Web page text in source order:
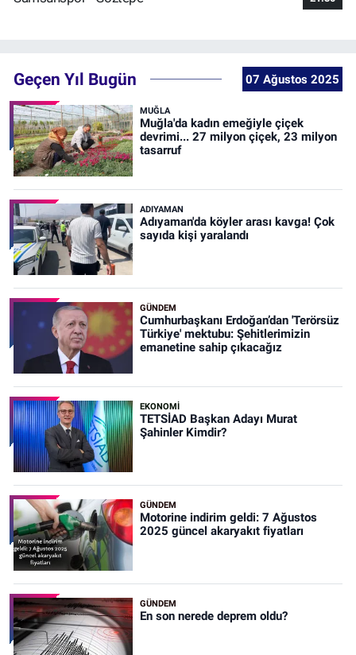
Geçen Yıl Bugün 07 Ağustos 2025
MUĞLA
Muğla'da kadın emeğiyle çiçek
devrimi... 27 milyon çiçek, 23 milyon
tasarruf
ADIYAMAN
Adıyaman'da köyler arası kavga! Çok
sayıda kişi yaralandı
GÜNDEM
Cumhurbaşkanı Erdoğan’dan 'Terörsüz
Türkiye' mektubu: Şehitlerimizin
emanetine sahip çıkacağız
EKONOMİ
TETSİAD Başkan Adayı Murat
Şahinler Kimdir?
GÜNDEM
Motorine indirim geldi: 7 Ağustos
2025 güncel akaryakıt fiyatları
GÜNDEM
En son nerede deprem oldu?